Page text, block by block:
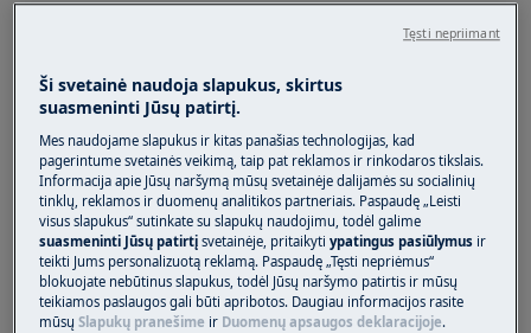
Vertikalus šaldiklis
Šaldytuvas
Vyno šaldytuvas
Sprendimas:
1. Patikrinkite, ar neperdegė lemputė ir, jeigu
reikia, pakeiskite ją, laikydamiesi naudotojo
vadove pateiktų nurodymų.
Ši svetainė naudoja slapukus, skirtus
suasmeninti Jūsų patirtį.
Mes naudojame slapukus ir kitas panašias technologijas, kad
pagerintume svetainės veikimą, taip pat reklamos ir rinkodaros tikslais.
Informacija apie Jūsų naršymą mūsų svetainėje dalijamės su socialinių
tinklų, reklamos ir duomenų analitikos partneriais. Paspaudę „Leisti
visus slapukus“ sutinkate su slapukų naudojimu, todėl galime
suasmeninti Jūsų patirtįsvetainėje, pritaikytiypatingus pasiūlymus ir
teikti Jums personalizuotą reklamą. Paspaudę „Tęsti nepriėmus“
blokuojate nebūtinus slapukus, todėl Jūsų naršymo patirtis ir mūsų
teikiamos paslaugos gali būti apribotos. Daugiau informacijos rasite
mūsųSlapukų pranešime ir Duomenų apsaugos deklaracijoje.
Tęsti nepriimant